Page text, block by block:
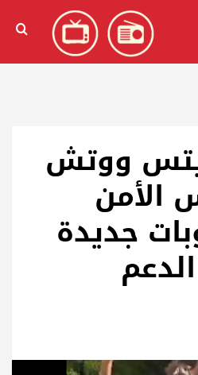
الإنجليزية)
ووتش
الأمن
جديدة